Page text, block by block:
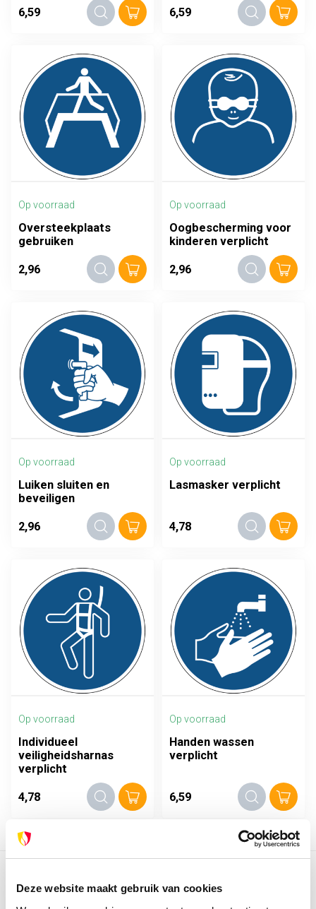
Deze website maakt gebruik van cookies
6,59 6,59
Op voorraad
Oversteekplaats
gebruiken
2,96
Op voorraad
Oogbescherming voor
kinderen verplicht
2,96
Op voorraad
Luiken sluiten en
beveiligen
2,96
Op voorraad
Lasmasker verplicht
4,78
Op voorraad
Individueel
veiligheidsharnas
verplicht
4,78
Op voorraad
Handen wassen
verplicht
6,59